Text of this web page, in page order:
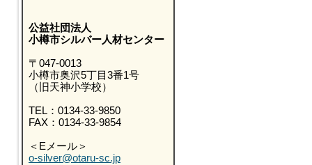
公益社団法人
小樽市シルバー人材センター
〒047-0013
小樽市奥沢5丁目3番1号
（旧天神小学校）
TEL：0134-33-9850
FAX：0134-33-9854
＜Eメール＞
o-silver@otaru-sc.jp